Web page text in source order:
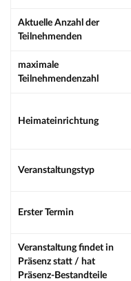
Aktuelle Anzahl der
Teilnehmenden
maximale
Teilnehmendenzahl
Heimateinrichtung
Veranstaltungstyp
Erster Termin
Veranstaltung findet in
Präsenz statt / hat
Präsenz-Bestandteile